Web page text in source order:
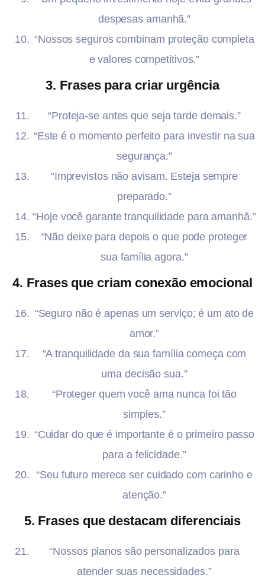
despesas amanhã.”
“Nossos seguros combinam proteção completa
e valores competitivos.”
3. Frases para criar urgência
“Proteja-se antes que seja tarde demais.”
“Este é o momento perfeito para investir na sua
segurança.”
“Imprevistos não avisam. Esteja sempre
preparado.”
“Hoje você garante tranquilidade para amanhã.”
“Não deixe para depois o que pode proteger
sua família agora.”
4. Frases que criam conexão emocional
“Seguro não é apenas um serviço; é um ato de
amor.”
“A tranquilidade da sua família começa com
uma decisão sua.”
“Proteger quem você ama nunca foi tão
simples.”
“Cuidar do que é importante é o primeiro passo
para a felicidade.”
“Seu futuro merece ser cuidado com carinho e
atenção.”
5. Frases que destacam diferenciais
“Nossos planos são personalizados para
atender suas necessidades.”